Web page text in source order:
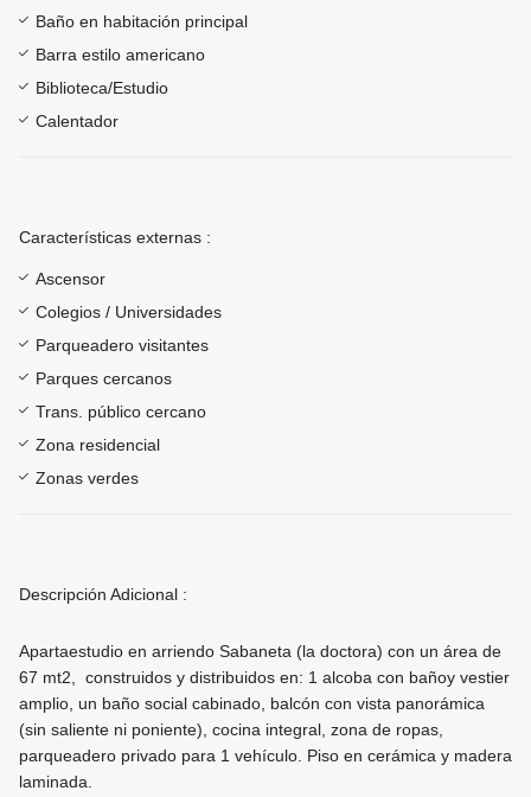
Baño en habitación principal
Barra estilo americano
Biblioteca/Estudio
Calentador
Características externas :
Ascensor
Colegios / Universidades
Parqueadero visitantes
Parques cercanos
Trans. público cercano
Zona residencial
Zonas verdes
Descripción Adicional :
Apartaestudio en arriendo Sabaneta (la doctora) con un área de
67 mt2, construidos y distribuidos en: 1 alcoba con bañoy vestier
amplio, un baño social cabinado, balcón con vista panorámica
(sin saliente ni poniente), cocina integral, zona de ropas,
parqueadero privado para 1 vehículo. Piso en cerámica y madera
laminada.